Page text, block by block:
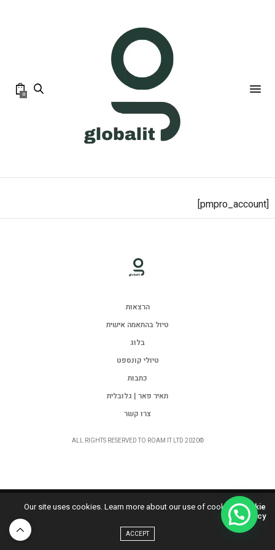
0
[pmpro_account]
הרצאות
טיול בהתאמה אישית
בלוג
טיולי קונספט
כתבות
תאיר פאר | גלובלית
צרו קשר
©ALL RIGHTS RESERVED TO ROAM IT LTD 2020
Our site uses cookies. Learn more about our use of cookies:Cookie
Policy
ACCEPT